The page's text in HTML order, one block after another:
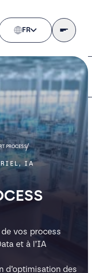
FR
PROCESS
IA
vos process
et à l’IA
d’optimisation des